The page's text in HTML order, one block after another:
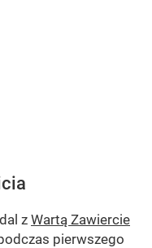
z Wartą Zawiercie
pierwszego